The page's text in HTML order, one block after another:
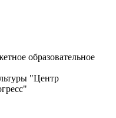
образовательное
"Центр